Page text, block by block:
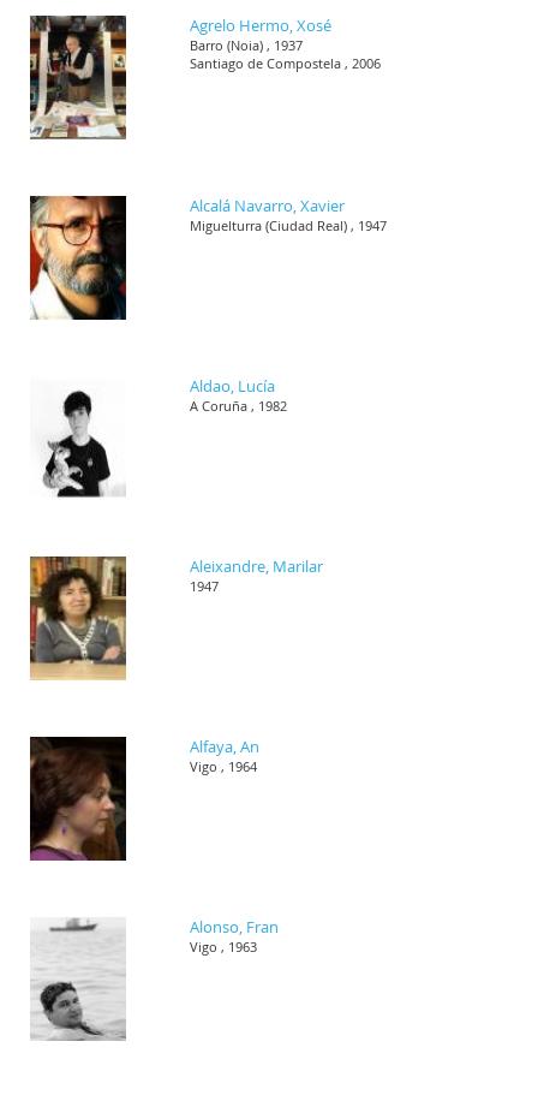
Agrelo Hermo, Xosé
Barro (Noia) , 1937
Santiago de Compostela , 2006
Alcalá Navarro, Xavier
Miguelturra (Ciudad Real) , 1947
Aldao, Lucía
A Coruña , 1982
Aleixandre, Marilar
1947
Alfaya, An
Vigo , 1964
Alonso, Fran
Vigo , 1963